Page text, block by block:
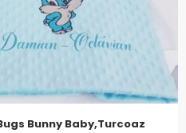
Bunny Baby,Turcoaz